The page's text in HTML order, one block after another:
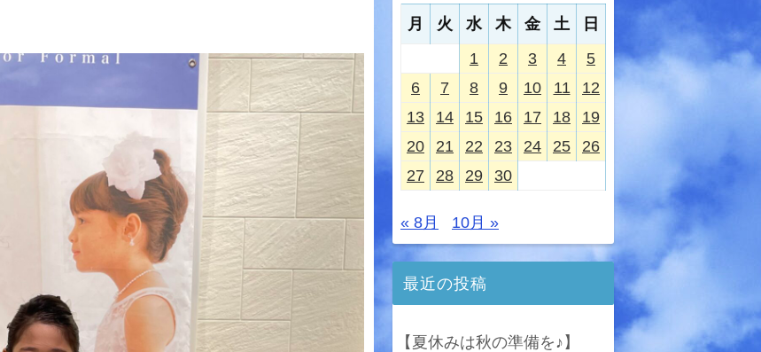
月
火 水 木 金 土
日
1
2 3 4
5
6
7 8 9 10 11
12
13
14 15 16 17 18
19
20
21 22 23 24 25
26
27
28 29 30
« 8月 10月 »
最近の投稿
【夏休みは秋の準備を♪】